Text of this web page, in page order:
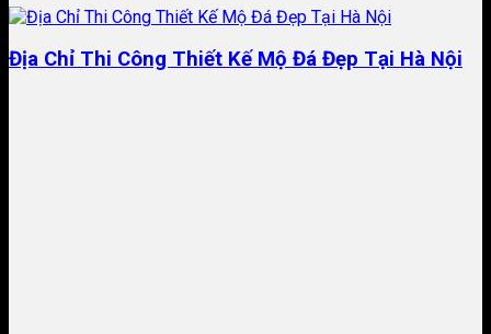
Địa Chỉ Thi Công Thiết Kế Mộ Đá Đẹp Tại Hà Nội